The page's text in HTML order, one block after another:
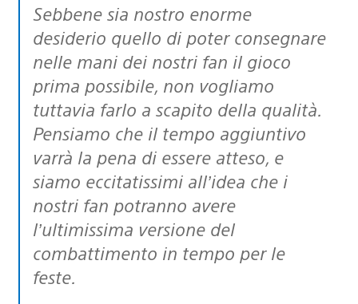
Sebbene sia nostro enorme
desiderio quello di poter consegnare
nelle mani dei nostri fan il gioco
prima possibile, non vogliamo
tuttavia farlo a scapito della qualità.
Pensiamo che il tempo aggiuntivo
varrà la pena di essere atteso, e
siamo eccitatissimi all’idea che i
nostri fan potranno avere
l’ultimissima versione del
combattimento in tempo per le
feste.